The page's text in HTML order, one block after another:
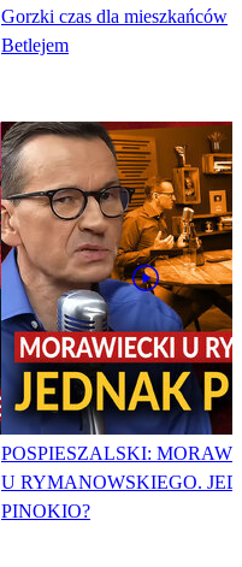
Gorzki czas dla mieszkańców
Betlejem
POSPIESZALSKI:
U RYMANOWSKIEGO.
PINOKIO?